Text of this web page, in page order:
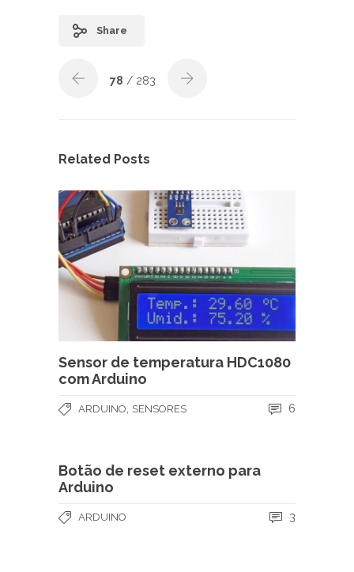
Share
78 / 283
Related Posts
Sensor de temperatura HDC1080
com Arduino
ARDUINO SENSORES 6
Botão de reset externo para
Arduino
ARDUINO 3